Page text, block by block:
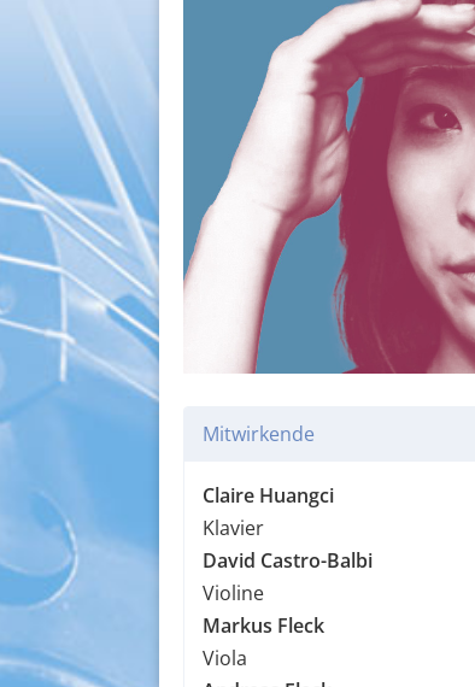
Mitwirkende
Claire Huangci
Klavier
David Castro-Balbi
Violine
Markus Fleck
Viola